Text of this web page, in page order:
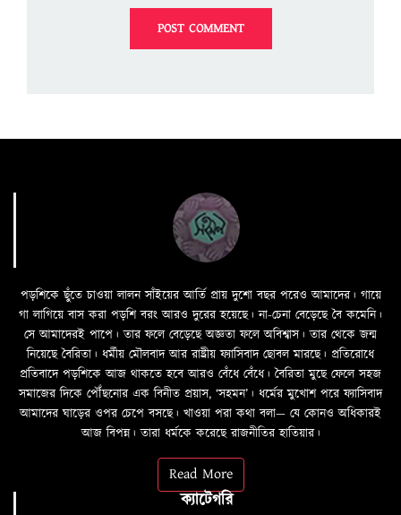
পড়শিকে ছুঁতে চাওয়া লালন সাঁইয়ের আর্তি প্রায় দুশো বছর পরেও আমাদের। গায়ে
গা লাগিয়ে বাস করা পড়শি বরং আরও দুরের হয়েছে। না-চেনা বেড়েছে বৈ কমেনি।
সে আমাদেরই পাপে। তার ফলে বেড়েছে অজ্ঞতা ফলে অবিশ্বাস। তার থেকে জন্ম
নিয়েছে বৈরিতা। ধর্মীয় মৌলবাদ আর রাষ্ট্রীয় ফ্যাসিবাদ ছোবল মারছে। প্রতিরোধে
প্রতিবাদে পড়শিকে আজ থাকতে হবে আরও বেঁধে বেঁধে। বৈরিতা মুছে ফেলে সহজ
সমাজের দিকে পৌঁছনোর এক বিনীত প্রয়াস, ‘সহমন’। ধর্মের মুখোশ পরে ফ্যাসিবাদ
আমাদের ঘাড়ের ওপর চেপে বসছে। খাওয়া পরা কথা বলা—­­ যে কোনও অধিকারই
আজ বিপন্ন। তারা ধর্মকে করেছে রাজনীতির হাতিয়ার।
Read More
ক্যাটেগরি